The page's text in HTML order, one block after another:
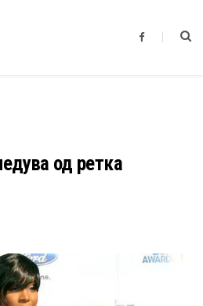
F
b
од ретка